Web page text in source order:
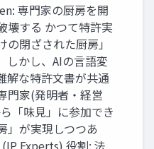
専門家の厨房を開
壊する かつて特許実
閉ざされた厨房」
しかし、AIの言語変
解な特許文書が共通
門家(発明者・経営
「味見」に参加でき
」が実現しつつあ
Experts) 役割: 法